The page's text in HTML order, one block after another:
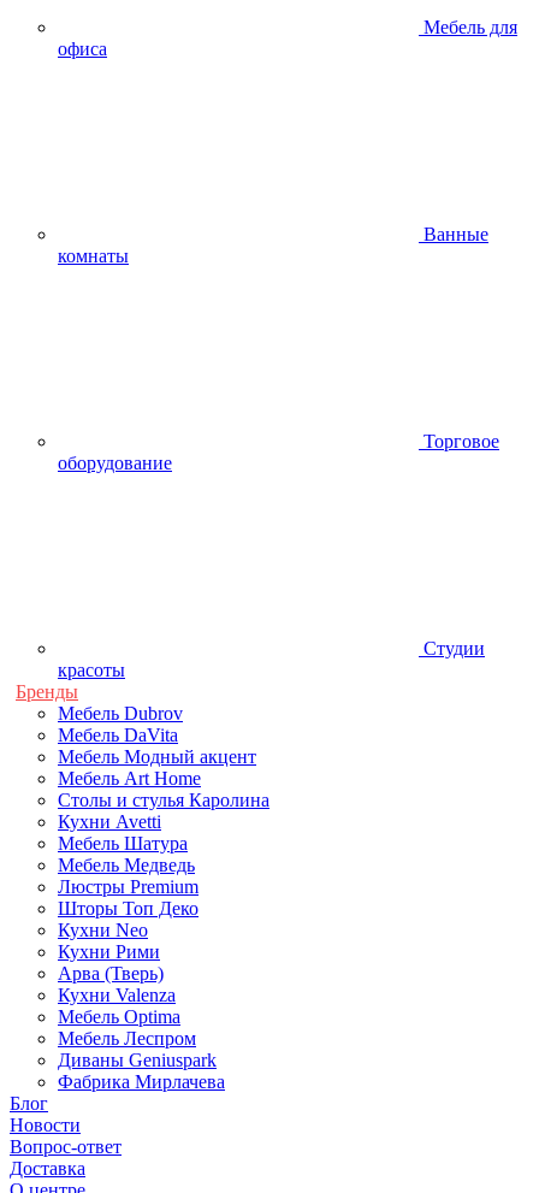
Мебель для
офиса
Ванные
комнаты
Торговое
оборудование
Студии
красоты
Бренды
Мебель Dubrov
Мебель DaVita
Мебель Модный акцент
Мебель Art Home
Столы и стулья Каролина
Кухни Avetti
Мебель Шатура
Мебель Медведь
Люстры Premium
Шторы Топ Деко
Кухни Neo
Кухни Рими
Арва (Тверь)
Кухни Valenza
Мебель Optima
Мебель Леспром
Диваны Geniuspark
Фабрика Мирлачева
Блог
Новости
Вопрос-ответ
Доставка